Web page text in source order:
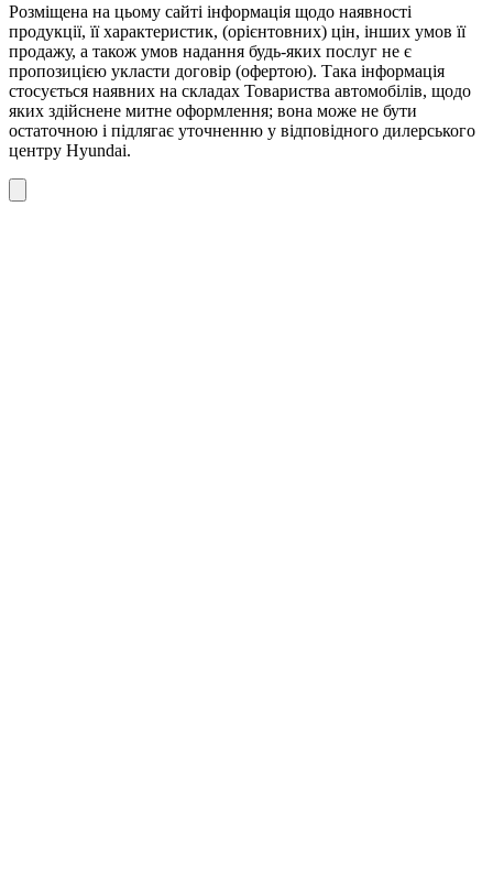
Розміщена на цьому сайті інформація щодо наявності
продукції, її характеристик, (орієнтовних) цін, інших умов її
продажу, а також умов надання будь-яких послуг не є
пропозицією укласти договір (офертою). Така інформація
стосується наявних на складах Товариства автомобілів, щодо
яких здійснене митне оформлення; вона може не бути
остаточною і підлягає уточненню у відповідного дилерського
центру Hyundai.